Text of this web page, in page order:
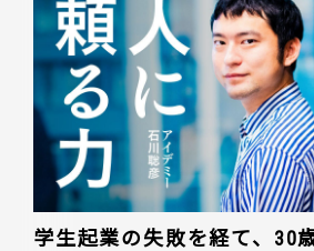
学生起業の失敗を経て、30